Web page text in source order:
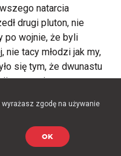
natarcia
drugi pluton, nie
po wojnie, że byli
nie tacy młodzi jak my,
się tym, że dwunastu
o tym nie
ze swoją drużyną
tam był bunkier,
o tym mowy, tylko
zgodę na używanie
OK